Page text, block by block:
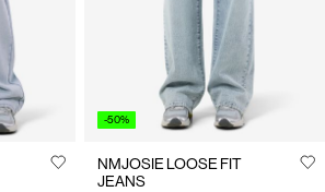
-50%
NMJOSIE LOOSE FIT
JEANS